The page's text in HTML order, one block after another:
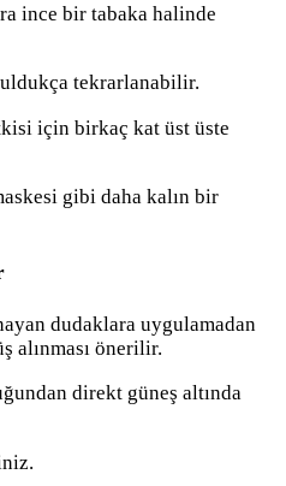
ince bir tabaka halinde
tekrarlanabilir.
için birkaç kat üst üste
gibi daha kalın bir
dudaklara uygulamadan
alınması önerilir.
direkt güneş altında